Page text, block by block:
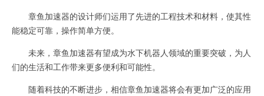
章鱼加速器的设计师们运用了先进的工程技术和材料，使其性
能稳定可靠，操作简单方便。
未来，章鱼加速器有望成为水下机器人领域的重要突破，为人
们的生活和工作带来更多便利和可能性。
随着科技的不断进步，相信章鱼加速器将会有更加广泛的应用